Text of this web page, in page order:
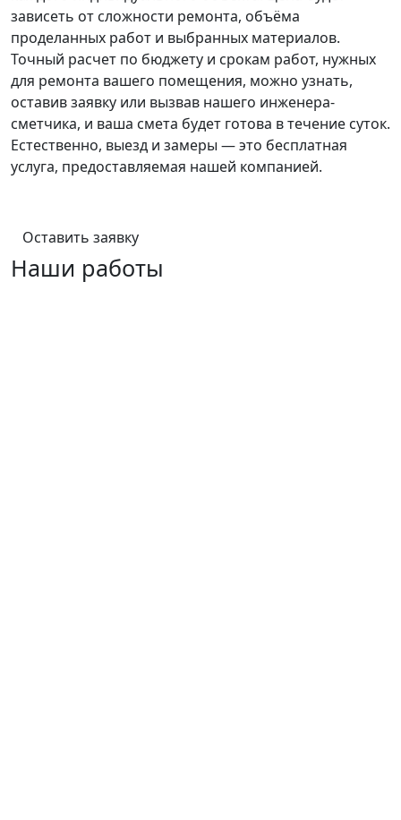
зависеть от сложности ремонта, объёма
проделанных работ и выбранных материалов.
Точный расчет по бюджету и срокам работ, нужных
для ремонта вашего помещения, можно узнать,
оставив заявку или вызвав нашего инженера-
сметчика, и ваша смета будет готова в течение суток.
Естественно, выезд и замеры — это бесплатная
услуга, предоставляемая нашей компанией.
Оставить заявку
Наши работы